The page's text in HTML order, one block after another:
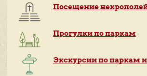
Посещение
Прогулки по паркам
Экскурсии по паркам